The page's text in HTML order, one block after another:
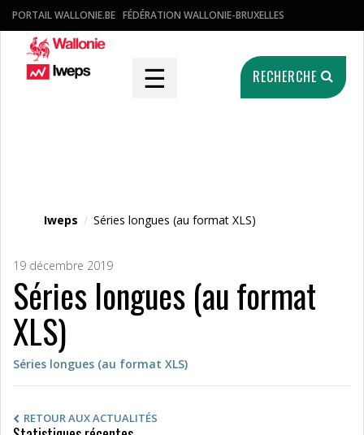
PORTAIL WALLONIE.BE FÉDÉRATION WALLONIE-BRUXELLES
☰ RECHERCHE
Iweps / Séries longues (au format XLS)
19 décembre 2019
Séries longues (au format
XLS)
Séries longues (au format XLS)
RETOUR AUX ACTUALITÉS